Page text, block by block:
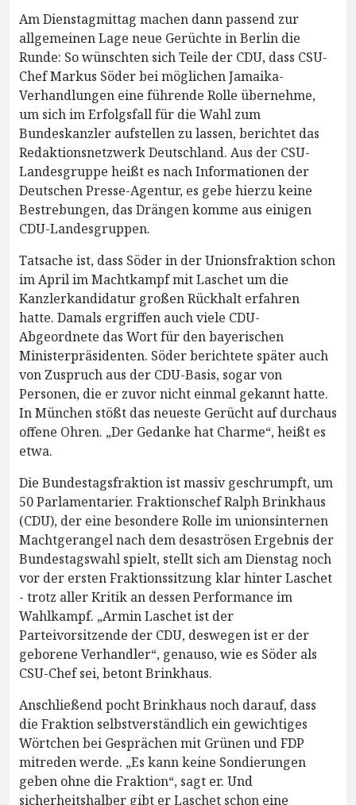
Am Dienstagmittag machen dann passend zur
allgemeinen Lage neue Gerüchte in Berlin die
Runde: So wünschten sich Teile der CDU, dass CSU-
Chef Markus Söder bei möglichen Jamaika-
Verhandlungen eine führende Rolle übernehme,
um sich im Erfolgsfall für die Wahl zum
Bundeskanzler aufstellen zu lassen, berichtet das
Redaktionsnetzwerk Deutschland. Aus der CSU-
Landesgruppe heißt es nach Informationen der
Deutschen Presse-Agentur, es gebe hierzu keine
Bestrebungen, das Drängen komme aus einigen
CDU-Landesgruppen.
Tatsache ist, dass Söder in der Unionsfraktion schon
im April im Machtkampf mit Laschet um die
Kanzlerkandidatur großen Rückhalt erfahren
hatte. Damals ergriffen auch viele CDU-
Abgeordnete das Wort für den bayerischen
Ministerpräsidenten. Söder berichtete später auch
von Zuspruch aus der CDU-Basis, sogar von
Personen, die er zuvor nicht einmal gekannt hatte.
In München stößt das neueste Gerücht auf durchaus
offene Ohren. „Der Gedanke hat Charme“, heißt es
etwa.
Die Bundestagsfraktion ist massiv geschrumpft, um
50 Parlamentarier. Fraktionschef Ralph Brinkhaus
(CDU), der eine besondere Rolle im unionsinternen
Machtgerangel nach dem desaströsen Ergebnis der
Bundestagswahl spielt, stellt sich am Dienstag noch
vor der ersten Fraktionssitzung klar hinter Laschet
- trotz aller Kritik an dessen Performance im
Wahlkampf. „Armin Laschet ist der
Parteivorsitzende der CDU, deswegen ist er der
geborene Verhandler“, genauso, wie es Söder als
CSU-Chef sei, betont Brinkhaus.
Anschließend pocht Brinkhaus noch darauf, dass
die Fraktion selbstverständlich ein gewichtiges
Wörtchen bei Gesprächen mit Grünen und FDP
mitreden werde. „Es kann keine Sondierungen
geben ohne die Fraktion“, sagt er. Und
sicherheitshalber gibt er Laschet schon eine